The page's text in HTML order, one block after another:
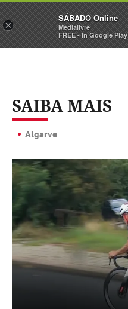
Sábado
SAIBA MAIS
Algarve
×
SÁBADO Online
Medialivre
FREE - In Google Play